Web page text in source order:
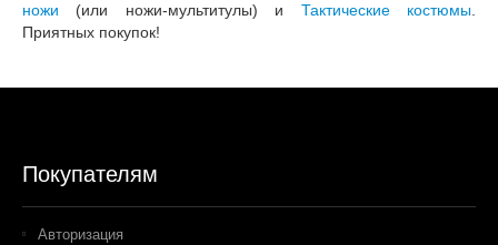
ножи (или ножи-мультитулы) и Тактические костюмы.
Приятных покупок!
Покупателям
Авторизация